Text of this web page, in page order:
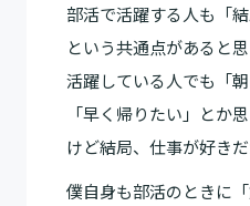
部活で活躍する人も「
という共通点があると
活躍している人でも「
「早く帰りたい」とか
けど結局、仕事が好き
僕自身も部活のときに